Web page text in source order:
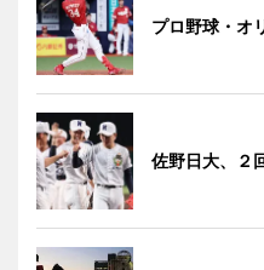
プロ野球・オ
佐野日大、